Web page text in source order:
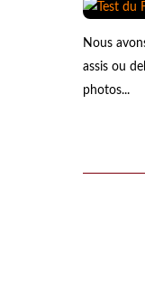
Nous
assis ou
photos...